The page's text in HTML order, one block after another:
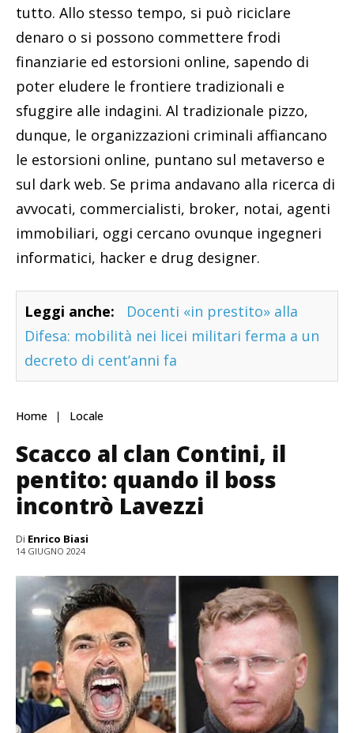
tutto. Allo stesso tempo, si può riciclare
denaro o si possono commettere frodi
finanziarie ed estorsioni online, sapendo di
poter eludere le frontiere tradizionali e
sfuggire alle indagini. Al tradizionale pizzo,
dunque, le organizzazioni criminali affiancano
le estorsioni online, puntano sul metaverso e
sul dark web. Se prima andavano alla ricerca di
avvocati, commercialisti, broker, notai, agenti
immobiliari, oggi cercano ovunque ingegneri
informatici, hacker e drug designer.
Leggi anche:
Docenti «in prestito» alla
Difesa: mobilità nei licei militari ferma a un
decreto di cent’anni fa
Home Locale
Scacco al clan Contini, il
pentito: quando il boss
incontrò Lavezzi
Di Enrico Biasi
14 GIUGNO 2024